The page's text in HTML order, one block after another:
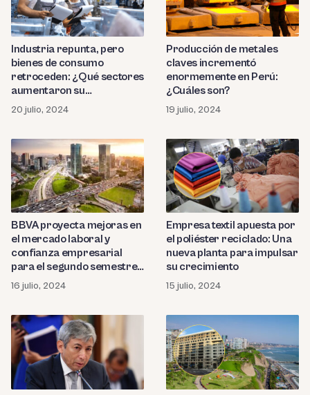
Industria repunta, pero
bienes de consumo
retroceden: ¿Qué sectores
aumentaron su
producción?
20 julio, 2024
Producción de metales
claves incrementó
enormemente en Perú:
¿Cuáles son?
19 julio, 2024
BBVA proyecta mejoras en
el mercado laboral y
confianza empresarial
para el segundo semestre
del 2024
16 julio, 2024
Empresa textil apuesta por
el poliéster reciclado: Una
nueva planta para impulsar
su crecimiento
15 julio, 2024